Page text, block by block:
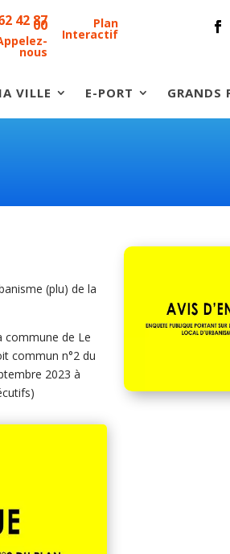
42 87
00
nous
Plan
Interactif
VILLE E-PORT GRANDS
(plu) de la
commune de Le
commun n°2 du
2023 à